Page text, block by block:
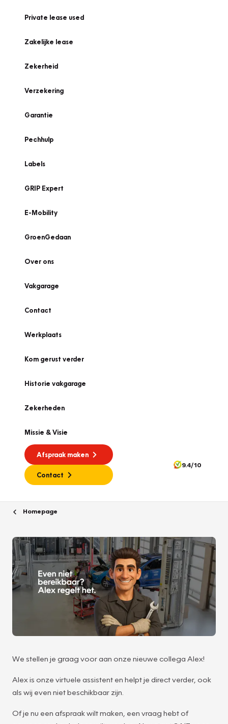
Private lease used
Zakelijke lease
Zekerheid
Verzekering
Garantie
Pechhulp
Labels
GRIP Expert
E-Mobility
GroenGedaan
Over ons
Vakgarage
Contact
Werkplaats
Kom gerust verder
Historie vakgarage
Zekerheden
Missie & Visie
Afspraak maken
Contact
9.4/10
Homepage
We stellen je graag voor aan onze nieuwe collega Alex!
Alex is onze virtuele assistent en helpt je direct verder, ook
als wij even niet beschikbaar zijn.
Of je nu een afspraak wilt maken, een vraag hebt of